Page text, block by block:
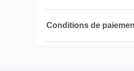
Conditions de